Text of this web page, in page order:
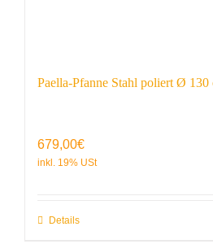
Paella-Pfanne Stahl poliert Ø
679,00€
Details